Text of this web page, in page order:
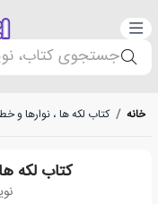
دسته‌بندی
جستجوی کتاب،
خانه / کتاب لکه ها ، نوارها و
کتاب لکه